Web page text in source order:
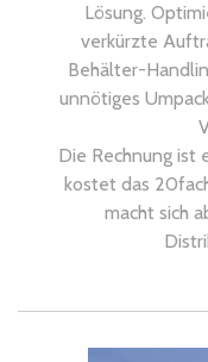
Lösung.
verkürzte
Behälter-
unnötiges
Die Rechnung ist
kostet das
macht sich